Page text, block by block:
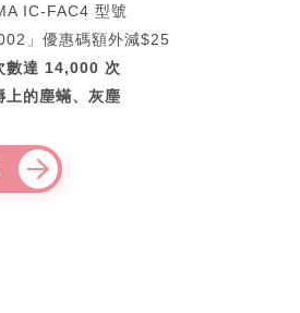
IC-FAC4 型號
」優惠碼額外減$25
數達 14,000 次
上的塵蟎、灰塵